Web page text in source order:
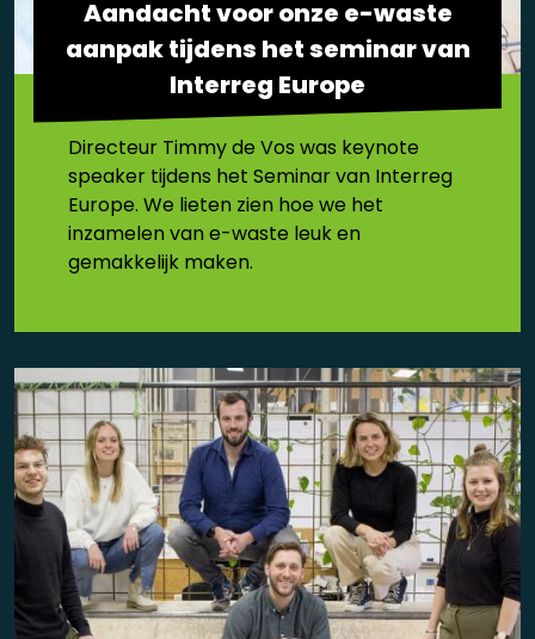
Aandacht voor onze e-waste
aanpak tijdens het seminar van
Interreg Europe
Directeur Timmy de Vos was keynote
speaker tijdens het Seminar van Interreg
Europe. We lieten zien hoe we het
inzamelen van e-waste leuk en
gemakkelijk maken.